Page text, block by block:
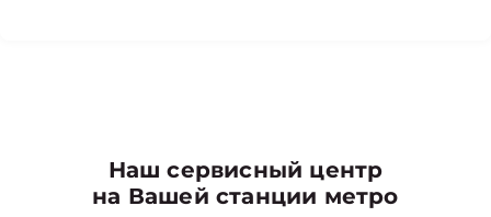
Наш сервисный центр
на Вашей станции метро